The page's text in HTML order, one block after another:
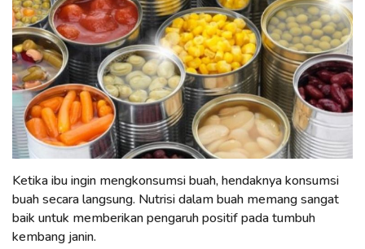
Ketika ibu ingin mengkonsumsi buah, hendaknya konsumsi
buah secara langsung. Nutrisi dalam buah memang sangat
baik untuk memberikan pengaruh positif pada tumbuh
kembang janin.